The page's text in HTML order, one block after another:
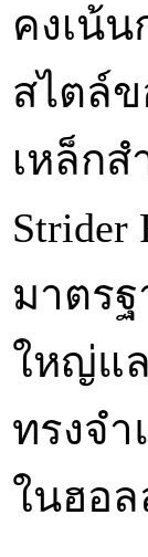
คงเน้
สไตล์
เหล็ก
มาตร
ใหญ่แ
ทรงจ
ในฮอ